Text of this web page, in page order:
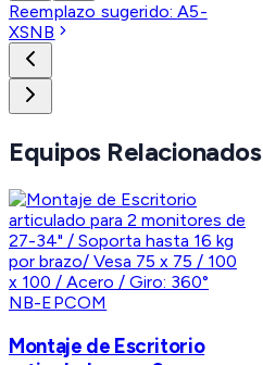
Reemplazo sugerido:A5-
XSNB
Equipos Relacionados
NB-EPCOM
Montaje de Escritorio